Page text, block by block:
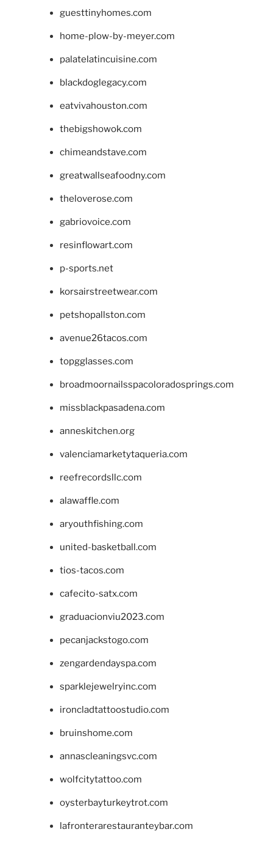
guesttinyhomes.com
home-plow-by-meyer.com
palatelatincuisine.com
blackdoglegacy.com
eatvivahouston.com
thebigshowok.com
chimeandstave.com
greatwallseafoodny.com
theloverose.com
gabriovoice.com
resinflowart.com
p-sports.net
korsairstreetwear.com
petshopallston.com
avenue26tacos.com
topgglasses.com
broadmoornailsspacoloradosprings.com
missblackpasadena.com
anneskitchen.org
valenciamarketytaqueria.com
reefrecordsllc.com
alawaffle.com
aryouthfishing.com
united-basketball.com
tios-tacos.com
cafecito-satx.com
graduacionviu2023.com
pecanjackstogo.com
zengardendayspa.com
sparklejewelryinc.com
ironcladtattoostudio.com
bruinshome.com
annascleaningsvc.com
wolfcitytattoo.com
oysterbayturkeytrot.com
lafronterarestauranteybar.com